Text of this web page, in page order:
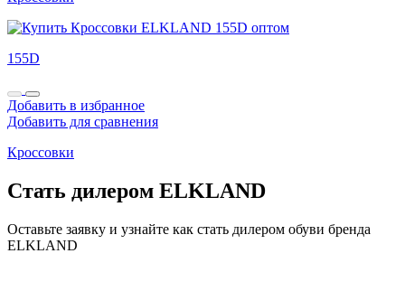
155D
Добавить в избранное
Добавить для сравнения
Кроссовки
Стать дилером ELKLAND
Оставьте заявку и узнайте как стать дилером обуви бренда
ELKLAND